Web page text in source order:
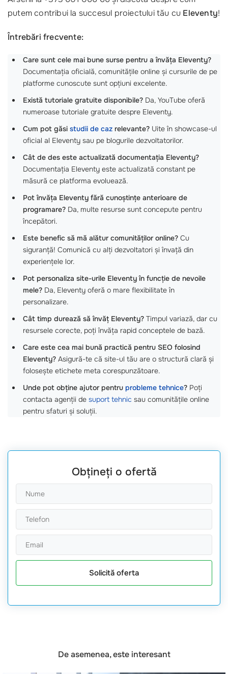
putem contribui la succesul proiectului tău cu Eleventy!
Întrebări frecvente:
Care sunt cele mai bune surse pentru a învăța Eleventy?
Documentația oficială, comunitățile online și cursurile de pe
platforme cunoscute sunt opțiuni excelente.
Există tutoriale gratuite disponibile? Da, YouTube oferă
numeroase tutoriale gratuite despre Eleventy.
Cum pot găsi studii de caz relevante? Uite în showcase-ul
oficial al Eleventy sau pe blogurile dezvoltatorilor.
Cât de des este actualizată documentația Eleventy?
Documentația Eleventy este actualizată constant pe
măsură ce platforma evoluează.
Pot învăța Eleventy fără cunoștințe anterioare de
programare? Da, multe resurse sunt concepute pentru
începători.
Este benefic să mă alătur comunităților online? Cu
siguranță! Comunică cu alți dezvoltatori și învață din
experiențele lor.
Pot personaliza site-urile Eleventy în funcție de nevoile
mele? Da, Eleventy oferă o mare flexibilitate în
personalizare.
Cât timp durează să învăț Eleventy? Timpul variază, dar cu
resursele corecte, poți învăța rapid conceptele de bază.
Care este cea mai bună practică pentru SEO folosind
Eleventy? Asigură-te că site-ul tău are o structură clară și
folosește etichete meta corespunzătoare.
Unde pot obține ajutor pentru probleme tehnice? Poți
contacta agenții de suport tehnic sau comunitățile online
pentru sfaturi și soluții.
Obțineți o ofertă
Solicită oferta
De asemenea, este interesant